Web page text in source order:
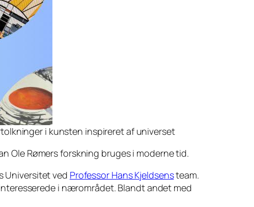
i kunsten inspireret af universet
Ole Rømers forskning bruges i moderne tid.
Universitet ved Professor Hans Kjeldsensteam.
i nærområdet. Blandt andet med